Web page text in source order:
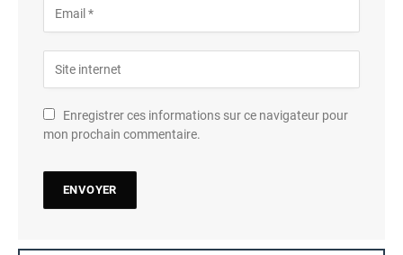
Enregistrer ces informations sur ce navigateur pour
mon prochain commentaire.